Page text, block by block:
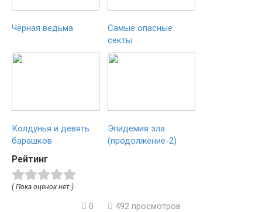
Чёрная ведьма
Самые опасные
секты
Колдунья и девять
барашков
Эпидемия зла
(продолжение-2)
Рейтинг
( Пока оценок нет )
0 492 просмотров